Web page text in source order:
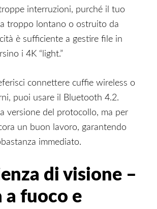
interruzioni, purché il tuo
troppo lontano o ostruito da
è sufficiente a gestire file in
i 4K “light.”
connettere cuffie wireless o
puoi usare il Bluetooth 4.2.
versione del protocollo, ma per
un buon lavoro, garantendo
immediato.
di visione –
a fuoco e